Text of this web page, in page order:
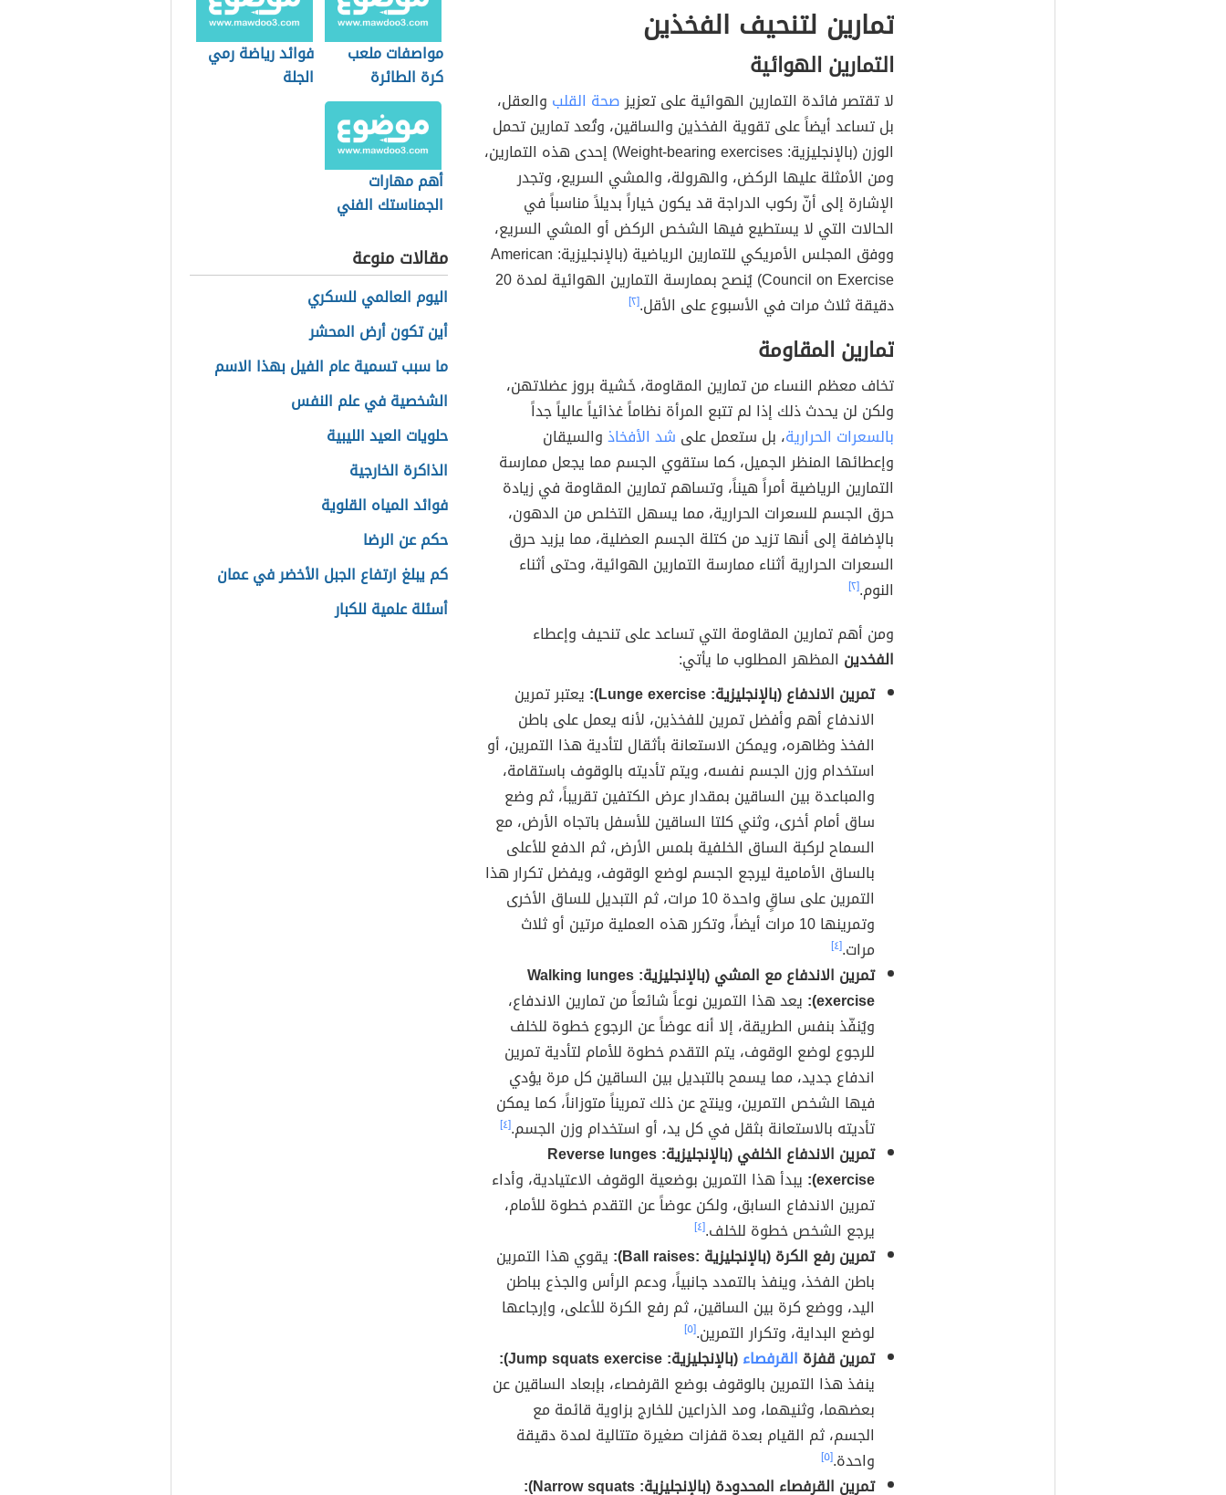
تمارين لتنحيف الفخذين
التمارين الهوائية
لا تقتصر فائدة التمارين الهوائية على تعزيزصحة القلب والعقل،
بل تساعد أيضاً على تقوية الفخذين والساقين، وتُعد تمارين تحمل
الوزن (بالإنجليزية: Weight-bearing exercises) إحدى هذه التمارين،
ومن الأمثلة عليها الركض، والهرولة، والمشي السريع، وتجدر
الإشارة إلى أنّ ركوب الدراجة قد يكون خياراً بديلاً مناسباً في
الحالات التي لا يستطيع فيها الشخص الركض أو المشي السريع،
ووفق المجلس الأمريكي للتمارين الرياضية (بالإنجليزية: American
Council on Exercise) يُنصح بممارسة التمارين الهوائية لمدة 20
دقيقة ثلاث مرات في الأسبوع على الأقل.[٢]
تمارين المقاومة
تخاف معظم النساء من تمارين المقاومة، خَشية بروز عضلاتهن،
ولكن لن يحدث ذلك إذا لم تتبع المرأة نظاماً غذائياً عالياً جداً
بالسعرات الحرارية، بل ستعمل على شد الأفخاذوالسيقان
وإعطائها المنظر الجميل، كما ستقوي الجسم مما يجعل ممارسة
التمارين الرياضية أمراً هيناً، وتساهم تمارين المقاومة في زيادة
حرق الجسم للسعرات الحرارية، مما يسهل التخلص من الدهون،
بالإضافة إلى أنها تزيد من كتلة الجسم العضلية، مما يزيد حرق
السعرات الحرارية أثناء ممارسة التمارين الهوائية، وحتى أثناء
النوم.[٢]
ومن أهم تمارين المقاومة التي تساعد على تنحيف وإعطاء
الفخدين المظهر المطلوب ما يأتي:
تمرين الاندفاع (بالإنجليزية: Lunge exercise):
يعتبر تمرين
الاندفاع أهم وأفضل تمرين للفخذين، لأنه يعمل على باطن
الفخذ وظاهره، ويمكن الاستعانة بأثقال لتأدية هذا التمرين، أو
استخدام وزن الجسم نفسه، ويتم تأديته بالوقوف باستقامة،
والمباعدة بين الساقين بمقدار عرض الكتفين تقريباً، ثم وضع
ساق أمام أخرى، وثني كلتا الساقين للأسفل باتجاه الأرض، مع
السماح لركبة الساق الخلفية بلمس الأرض، ثم الدفع للأعلى
بالساق الأمامية ليرجع الجسم لوضع الوقوف، ويفضل تكرار هذا
التمرين على ساقٍ واحدة 10 مرات، ثم التبديل للساق الأخرى
وتمرينها 10 مرات أيضاً، وتكرر هذه العملية مرتين أو ثلاث
مرات.[٤]
تمرين الاندفاع مع المشي (بالإنجليزية: Walking lunges
exercise): يعد هذا التمرين نوعاً شائعاً من تمارين الاندفاع،
ويُنفّذ بنفس الطريقة، إلا أنه عوضاً عن الرجوع خطوة للخلف
للرجوع لوضع الوقوف، يتم التقدم خطوة للأمام لتأدية تمرين
اندفاع جديد، مما يسمح بالتبديل بين الساقين كل مرة يؤدي
فيها الشخص التمرين، وينتج عن ذلك تمريناً متوزاناً، كما يمكن
تأديته بالاستعانة بثقل في كل يد، أو استخدام وزن الجسم.[٤]
تمرين الاندفاع الخلفي (بالإنجليزية: Reverse lunges
exercise): يبدأ هذا التمرين بوضعية الوقوف الاعتيادية، وأداء
تمرين الاندفاع السابق، ولكن عوضاً عن التقدم خطوة للأمام،
يرجع الشخص خطوة للخلف.[٤]
تمرين رفع الكرة (بالإنجليزية :Ball raises):
يقوي هذا التمرين
باطن الفخذ، وينفذ بالتمدد جانبياً، ودعم الرأس والجذع بباطن
اليد، ووضع كرة بين الساقين، ثم رفع الكرة للأعلى، وإرجاعها
لوضع البداية، وتكرار التمرين.[٥]
تمرين قفزة القرفصاء(بالإنجليزية: Jump squats exercise):
ينفذ هذا التمرين بالوقوف بوضع القرفصاء، بإبعاد الساقين عن
بعضهما، وثنيهما، ومد الذراعين للخارج بزاوية قائمة مع
الجسم، ثم القيام بعدة قفزات صغيرة متتالية لمدة دقيقة
واحدة.[٥]
تمرين القرفصاء المحدودة (بالإنجليزية: Narrow squats):
مواصفات ملعب
كرة الطائرة
الشاطئية
فوائد رياضة رمي
الجلة
أهم مهارات
الجمناستك الفني
مقالات منوعة
اليوم العالمي للسكري
أين تكون أرض المحشر
ما سبب تسمية عام الفيل بهذا الاسم
الشخصية في علم النفس
حلويات العيد الليبية
الذاكرة الخارجية
فوائد المياه القلوية
حكم عن الرضا
كم يبلغ ارتفاع الجبل الأخضر في عمان
أسئلة علمية للكبار